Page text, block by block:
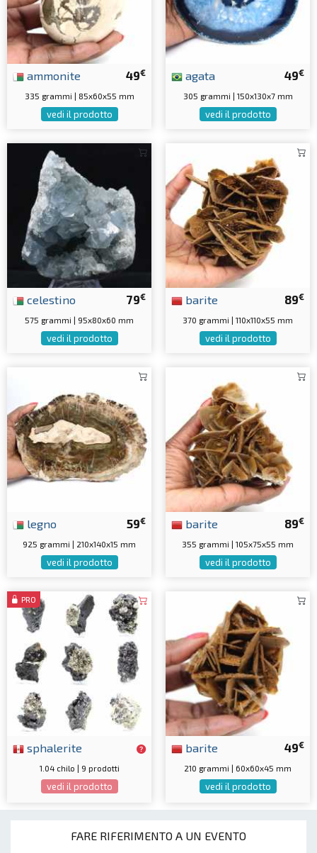
FARE RIFERIMENTO A UN EVENTO
49€
ammonite
335 grammi | 85x60x55 mm
vedi il prodotto
49€
agata
305 grammi | 150x130x7 mm
vedi il prodotto
79€
celestino
575 grammi | 95x80x60 mm
vedi il prodotto
89€
barite
370 grammi | 110x110x55 mm
vedi il prodotto
59€
legno
925 grammi | 210x140x15 mm
vedi il prodotto
89€
barite
355 grammi | 105x75x55 mm
vedi il prodotto
PRO
sphalerite
1.04 chilo | 9 prodotti
vedi il prodotto
49€
barite
210 grammi | 60x60x45 mm
vedi il prodotto